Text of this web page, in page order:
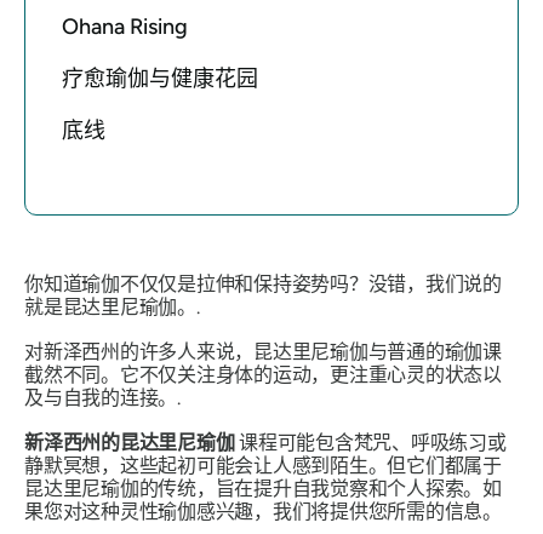
Ohana Rising
疗愈瑜伽与健康花园
底线
你知道瑜伽不仅仅是拉伸和保持姿势吗？没错，我们说的
就是昆达里尼瑜伽。.
对新泽西州的许多人来说，昆达里尼瑜伽与普通的瑜伽课
截然不同。它不仅关注身体的运动，更注重心灵的状态以
及与自我的连接。.
新泽西州的昆达里尼瑜伽课程可能包含梵咒、呼吸练习或
静默冥想，这些起初可能会让人感到陌生。但它们都属于
昆达里尼瑜伽的传统，旨在提升自我觉察和个人探索。如
果您对这种灵性瑜伽感兴趣，我们将提供您所需的信息。